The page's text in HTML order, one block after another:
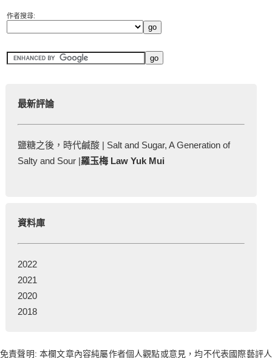
作者搜尋:
最新評論
鹽糖之後，時代鹹酸 | Salt and Sugar, A Generation of
Salty and Sour |羅玉梅 Law Yuk Mui
資料庫
2022
2021
2020
2018
免責聲明: 本欄文章內容純屬作者個人觀點或意見，均不代表國際藝評人